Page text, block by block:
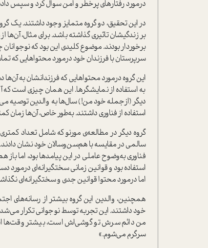
درمورد رفتارهای پرخطر و امن سوال کرد و سپس
بر زندگیشان تاثیری گذاشته باشد. برای مثال،
برخوردار بودند. موضوع کلیدی این بود که نوجوانان
سرپرستان با فرزندان خود درمورد محتواهایی که
این گروه درمورد محتواهایی که فرزندانشان به
دیگر (ازجمله خود من!) سال‌ها به والدین توصیه
استفاده از فناوری داشتند. به‌طور خاص، آن‌ها
سالمی در مقایسه با هم‌سن‌وسالان خود نشان
فناوری به‌وضوح عاملی در این پیامدها بود، اما باز
استفاده بود و قوانین زمانی سختگیرانه‌ای
اما درمورد محتوا قوانین جدی و سختگیرانه‌ای
همچنین، والدین این گروه بیشتر از رسانه‌های
من دائم سرش تو گوشی‌اش است، بیشتر وقت‌ها
سرگرم می‌شوم.»